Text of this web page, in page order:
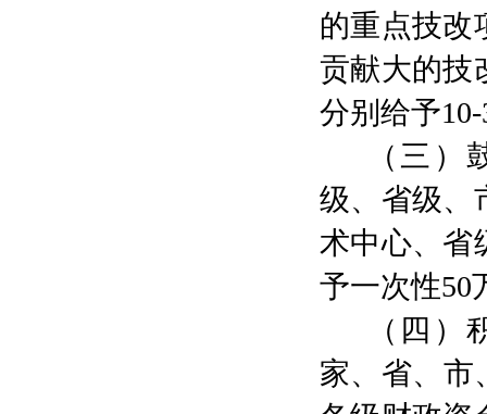
的重点技改
贡献大的技
分别给予
（三
级、省级、
术中心、省
予一次性50
（四
家、省、市